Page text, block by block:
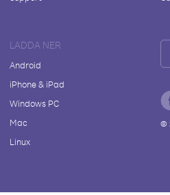
LADDA NER
Android
iPhone & iPad
Windows PC
Mac
Linux
©